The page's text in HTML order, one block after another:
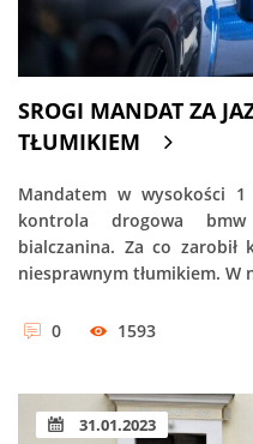
SROGI MANDAT ZA
TŁUMIKIEM
Mandatem w wysokości 1
kontrola drogowa
bialczanina. Za co zarobił
niesprawnym tłumikiem. W
0 1593
31.01.2023